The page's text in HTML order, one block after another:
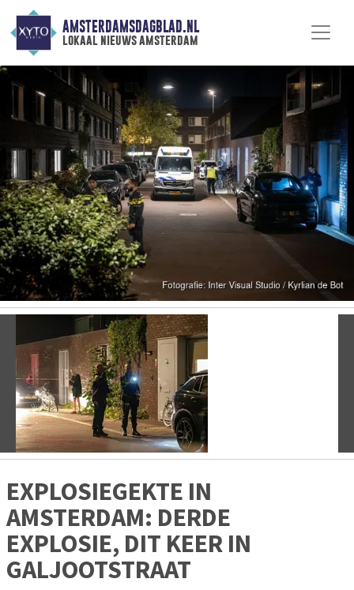
AMSTERDAMSDAGBLAD.NL
lokaal nieuws amsterdam
Vorige
EXPLOSIEGEKTE IN
AMSTERDAM: DERDE
EXPLOSIE, DIT KEER IN
GALJOOTSTRAAT